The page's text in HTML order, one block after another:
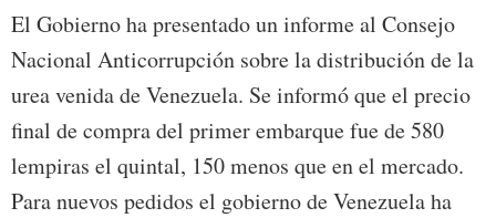
El Gobierno ha presentado un informe al Consejo
Nacional Anticorrupción sobre la distribución de la
urea venida de Venezuela. Se informó que el precio
final de compra del primer embarque fue de 580
lempiras el quintal, 150 menos que en el mercado.
Para nuevos pedidos el gobierno de Venezuela ha